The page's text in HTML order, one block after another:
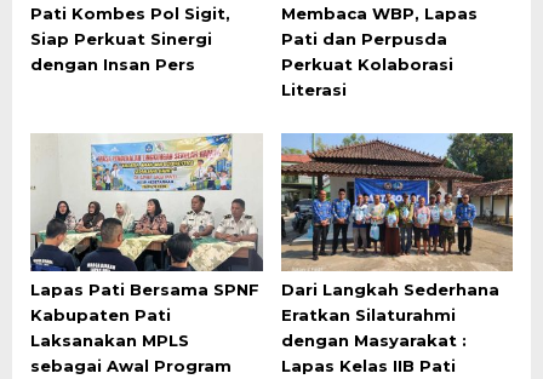
Pati Kombes Pol Sigit,
Siap Perkuat Sinergi
dengan Insan Pers
Membaca WBP, Lapas
Pati dan Perpusda
Perkuat Kolaborasi
Literasi
Lapas Pati Bersama SPNF
Kabupaten Pati
Laksanakan MPLS
sebagai Awal Program
Dari Langkah Sederhana
Eratkan Silaturahmi
dengan Masyarakat :
Lapas Kelas IIB Pati